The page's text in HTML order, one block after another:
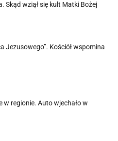
Skąd wziął się kult Matki Bożej
Jezusowego”. Kościół wspomina
regionie. Auto wjechało w